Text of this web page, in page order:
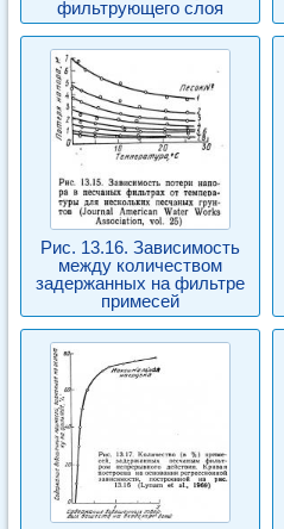
фильтрующего слоя
Рис. 13.16. Зависимость
между количеством
задержанных на фильтре
примесей